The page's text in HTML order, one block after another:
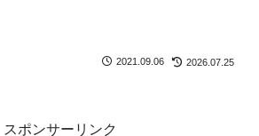
2021.09.06 2026.07.25
スポンサーリンク